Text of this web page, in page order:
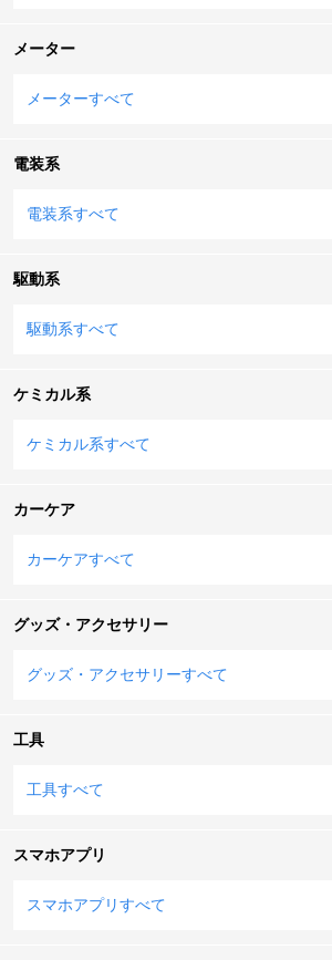
メーター
メーターすべて
電装系
電装系すべて
駆動系
駆動系すべて
ケミカル系
ケミカル系すべて
カーケア
カーケアすべて
グッズ・アクセサリー
グッズ・アクセサリーすべて
工具
工具すべて
スマホアプリ
スマホアプリすべて